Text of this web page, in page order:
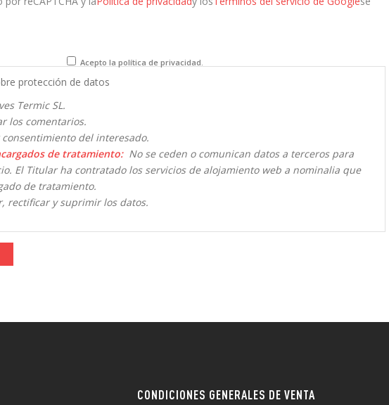
Acepto la política de privacidad.
protección de datos
Termic SL.
los comentarios.
del interesado.
de tratamiento:No se ceden o comunican datos a terceros para
El Titular ha contratado los servicios de alojamiento web a nominalia que
de tratamiento.
rectificar y suprimir los datos.
CONDICIONES GENERALES DE VENTA